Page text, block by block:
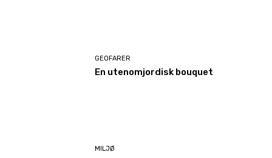
GEOFARER
En utenomjordisk bouquet
MILJØ